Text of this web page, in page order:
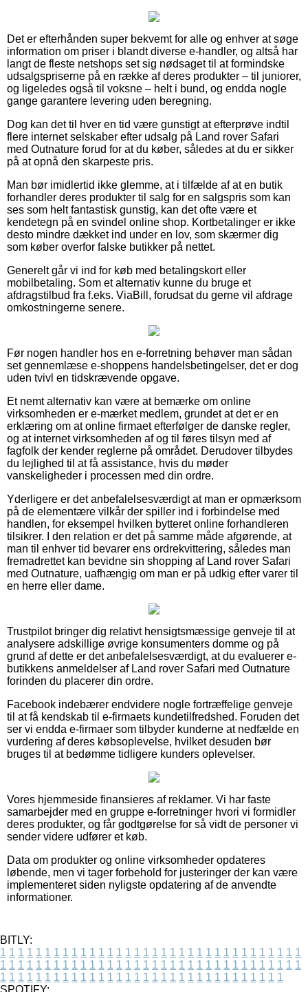
Det er efterhånden super bekvemt for alle og enhver at søge
information om priser i blandt diverse e-handler, og altså har
langt de fleste netshops set sig nødsaget til at formindske
udsalgspriserne på en række af deres produkter – til juniorer,
og ligeledes også til voksne – helt i bund, og endda nogle
gange garantere levering uden beregning.
Dog kan det til hver en tid være gunstigt at efterprøve indtil
flere internet selskaber efter udsalg på Land rover Safari
med Outnature forud for at du køber, således at du er sikker
på at opnå den skarpeste pris.
Man bør imidlertid ikke glemme, at i tilfælde af at en butik
forhandler deres produkter til salg for en salgspris som kan
ses som helt fantastisk gunstig, kan det ofte være et
kendetegn på en svindel online shop. Kortbetalinger er ikke
desto mindre dækket ind under en lov, som skærmer dig
som køber overfor falske butikker på nettet.
Generelt går vi ind for køb med betalingskort eller
mobilbetaling. Som et alternativ kunne du bruge et
afdragstilbud fra f.eks. ViaBill, forudsat du gerne vil afdrage
omkostningerne senere.
Før nogen handler hos en e-forretning behøver man sådan
set gennemlæse e-shoppens handelsbetingelser, det er dog
uden tvivl en tidskrævende opgave.
Et nemt alternativ kan være at bemærke om online
virksomheden er e-mærket medlem, grundet at det er en
erklæring om at online firmaet efterfølger de danske regler,
og at internet virksomheden af og til føres tilsyn med af
fagfolk der kender reglerne på området. Derudover tilbydes
du lejlighed til at få assistance, hvis du møder
vanskeligheder i processen med din ordre.
Yderligere er det anbefalelsesværdigt at man er opmærksom
på de elementære vilkår der spiller ind i forbindelse med
handlen, for eksempel hvilken bytteret online forhandleren
tilsikrer. I den relation er det på samme måde afgørende, at
man til enhver tid bevarer ens ordrekvittering, således man
fremadrettet kan bevidne sin shopping af Land rover Safari
med Outnature, uafhængig om man er på udkig efter varer til
en herre eller dame.
Trustpilot bringer dig relativt hensigtsmæssige genveje til at
analysere adskillige øvrige konsumenters domme og på
grund af dette er det anbefalelsesværdigt, at du evaluerer e-
butikkens anmeldelser af Land rover Safari med Outnature
forinden du placerer din ordre.
Facebook indebærer endvidere nogle fortræffelige genveje
til at få kendskab til e-firmaets kundetilfredshed. Foruden det
ser vi endda e-firmaer som tilbyder kunderne at nedfælde en
vurdering af deres købsoplevelse, hvilket desuden bør
bruges til at bedømme tidligere kunders oplevelser.
Vores hjemmeside finansieres af reklamer. Vi har faste
samarbejder med en gruppe e-forretninger hvori vi formidler
deres produkter, og får godtgørelse for så vidt de personer vi
sender videre udfører et køb.
Data om produkter og online virksomheder opdateres
løbende, men vi tager forbehold for justeringer der kan være
implementeret siden nyligste opdatering af de anvendte
informationer.
BITLY:
1 1 1 1 1 1 1 1 1 1 1 1 1 1 1 1 1 1 1 1 1 1 1 1 1 1 1 1 1 1 1 1 1 1
1 1 1 1 1 1 1 1 1 1 1 1 1 1 1 1 1 1 1 1 1 1 1 1 1 1 1 1 1 1 1 1 1 1
1 1 1 1 1 1 1 1 1 1 1 1 1 1 1 1 1 1 1 1 1 1 1 1 1 1 1 1 1 1 1 1
SPOTIFY: